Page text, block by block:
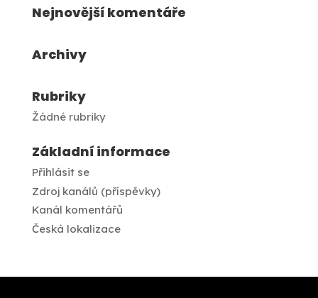
Nejnovější komentáře
Archivy
Rubriky
Žádné rubriky
Základní informace
Přihlásit se
Zdroj kanálů (příspěvky)
Kanál komentářů
Česká lokalizace